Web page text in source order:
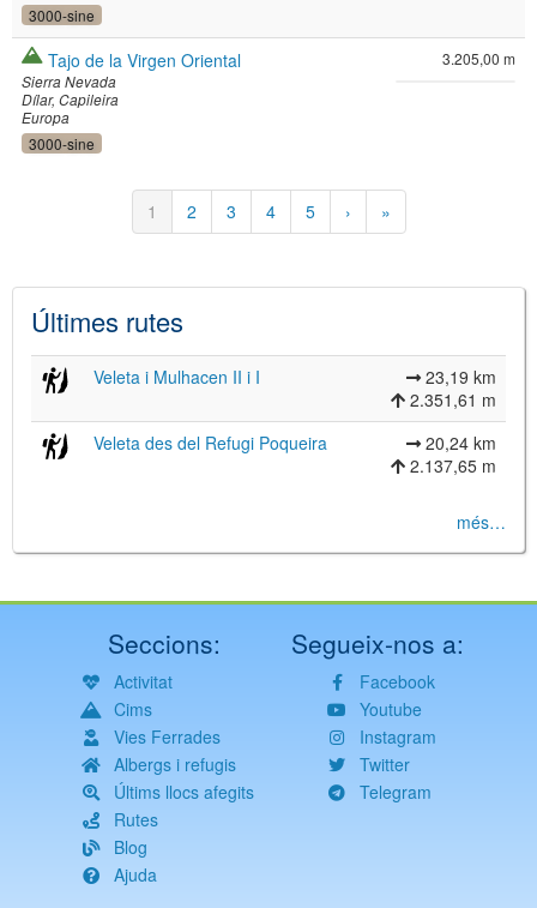
3000-sine
Tajo de la Virgen Oriental
Sierra Nevada
Dílar Capileira
Europa
3000-sine
3.205,00 m
Pàgina
actual
1 Pàgina
2 Pàgina
3 Pàgina
4 Pàgina
5
Pàgina
següent
›
Última
pàgina
»
Últimes rutes
Veleta i Mulhacen II i I
23,19 km
2.351,61 m
Veleta des del Refugi Poqueira
20,24 km
2.137,65 m
més…
Seccions:
Activitat
Cims
Vies Ferrades
Albergs i refugis
Últims llocs afegits
Rutes
Blog
Ajuda
Segueix-nos a:
Facebook
Youtube
Instagram
Twitter
Telegram